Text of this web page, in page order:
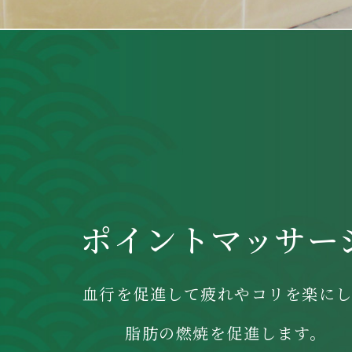
ポイントマッサー
血行を促進して疲れやコリを楽に
脂肪の燃焼を促進します。